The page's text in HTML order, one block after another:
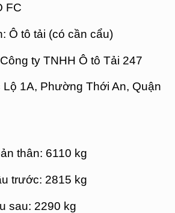
FC
Ô tô tải (có cần cẩu)
ty TNHH Ô tô Tải 247
1A, Phường Thới An, Quận
thân: 6110 kg
trước: 2815 kg
2290 kg